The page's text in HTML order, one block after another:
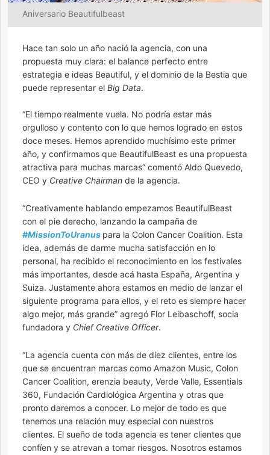
Aniversario Beautifulbeast
Hace tan solo un año nació la agencia, con una
propuesta muy clara: el balance perfecto entre
estrategia e ideas Beautiful, y el dominio de la Bestia que
puede representar el Big Data.
“El tiempo realmente vuela. No podría estar más
orgulloso y contento con lo que hemos logrado en estos
doce meses. Hemos aprendido muchísimo este primer
año, y confirmamos que BeautifulBeast es una propuesta
atractiva para muchas marcas” comentó Aldo Quevedo,
CEO y Creative Chairman de la agencia.
“Creativamente hablando empezamos BeautifulBeast
con el pie derecho, lanzando la campaña de
#MissionToUranus para la Colon Cancer Coalition. Esta
idea, además de darme mucha satisfacción en lo
personal, ha recibido el reconocimiento en los festivales
más importantes, desde acá hasta España, Argentina y
Suiza. Justamente ahora estamos en medio de lanzar el
siguiente programa para ellos, y el reto es siempre hacer
algo mejor, más grande” agregó Flor Leibaschoff, socia
fundadora y Chief Creative Officer.
“La agencia cuenta con más de diez clientes, entre los
que se encuentran marcas como Amazon Music, Colon
Cancer Coalition, erenzia beauty, Verde Valle, Essentials
360, Fundación Cardiológica Argentina y otras que
pronto daremos a conocer. Lo mejor de todo es que
tenemos una relación muy especial con nuestros
clientes. El sueño de toda agencia es tener clientes que
confíen y se atrevan a tomar riesgos. Nosotros estamos